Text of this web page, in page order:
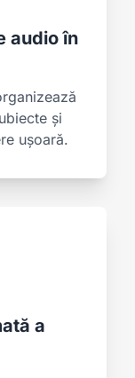
audio în
și
ușoară.
a